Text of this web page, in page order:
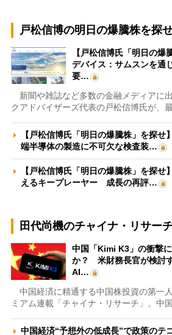
戸松信博の明日の爆騰株を探せ
【戸松信博氏「明日の爆
デバイス：サムスンを通
要…
新聞や雑誌など多数の金融メディアに
クアドバイザーズ代表の戸松信博氏が、
【戸松信博氏「明日の爆騰株」を探せ
端半導体の製造に不可欠な検査装…
【戸松信博氏「明日の爆騰株」を探
えるキープレーヤー 成長の再評…
田代尚機のチャイナ・リサー
中国「Kimi K3」の衝撃
か？ 米財務長官が検討
AI…
中国経済に精通する中国株投資の第一
ミアム連載「チャイナ・リサーチ」。中
中国経済“予想外の低成長”で政策の